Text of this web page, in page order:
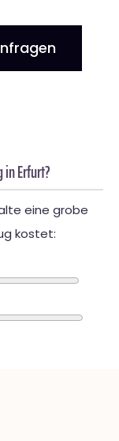
Erfurt?
eine grobe
kostet: